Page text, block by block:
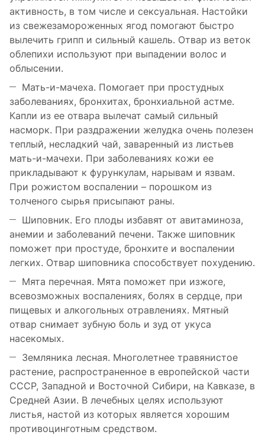
активность, в том числе и сексуальная. Настойки
из свежезамороженных ягод помогают быстро
вылечить грипп и сильный кашель. Отвар из веток
облепихи используют при выпадении волос и
облысении.
Мать-и-мачеха. Помогает при простудных
заболеваниях, бронхитах, бронхиальной астме.
Капли из ее отвара вылечат самый сильный
насморк. При раздражении желудка очень полезен
теплый, несладкий чай, заваренный из листьев
мать-и-мачехи. При заболеваниях кожи ее
прикладывают к фурункулам, нарывам и язвам.
При рожистом воспалении – порошком из
толченого сырья присыпают раны.
Шиповник. Его плоды избавят от авитаминоза,
анемии и заболеваний печени. Также шиповник
поможет при простуде, бронхите и воспалении
легких. Отвар шиповника способствует похудению.
Мята перечная. Мята поможет при изжоге,
всевозможных воспалениях, болях в сердце, при
пищевых и алкогольных отравлениях. Мятный
отвар снимает зубную боль и зуд от укуса
насекомых.
Земляника лесная. Многолетнее травянистое
растение, распространенное в европейской части
СССР, Западной и Восточной Сибири, на Кавказе, в
Средней Азии. В лечебных целях используют
листья, настой из которых является хорошим
противоцинготным средством.